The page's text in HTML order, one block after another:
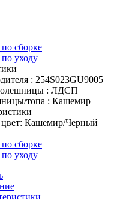
сборке
уходу
: 254S023GU9005
: ЛДСП
топа : Кашемир
Кашемир/Черный
сборке
уходу